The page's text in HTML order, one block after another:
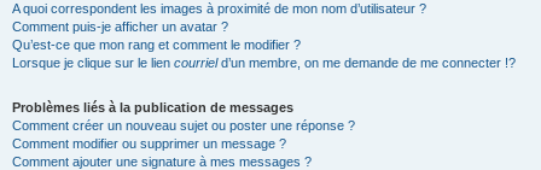
A quoi correspondent les images à proximité de mon nom d’utilisateur ?
Comment puis-je afficher un avatar ?
Qu’est-ce que mon rang et comment le modifier ?
Lorsque je clique sur le lien courrield’un membre, on me demande de me connecter !?
Problèmes liés à la publication de messages
Comment créer un nouveau sujet ou poster une réponse ?
Comment modifier ou supprimer un message ?
Comment ajouter une signature à mes messages ?